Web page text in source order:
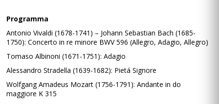
Programma
Antonio Vivaldi (1678-1741) – Johann Sebastian Bach (1685-
1750): Concerto in re minore BWV 596 (Allegro, Adagio, Allegro)
Tomaso Albinoni (1671-1751): Adagio
Alessandro Stradella (1639-1682): Pietá Signore
Wolfgang Amadeus Mozart (1756-1791): Andante in do
maggiore K 315